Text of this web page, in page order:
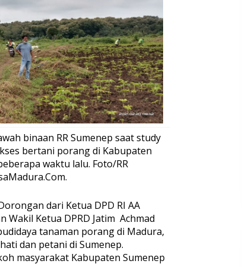
binaan RR Sumenep saat study
bertani porang di Kabupaten
waktu lalu. Foto/RR
dari Ketua DPD RI AA
Ketua DPRD Jatim Achmad
tanaman porang di Madura,
dan petani di Sumenep.
masyarakat Kabupaten Sumenep